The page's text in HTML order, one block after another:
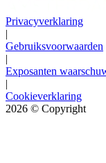
Privacyverklaring
|
Gebruiksvoorwaarden
|
Exposanten
|
Cookieverklaring
2026 © Copyright